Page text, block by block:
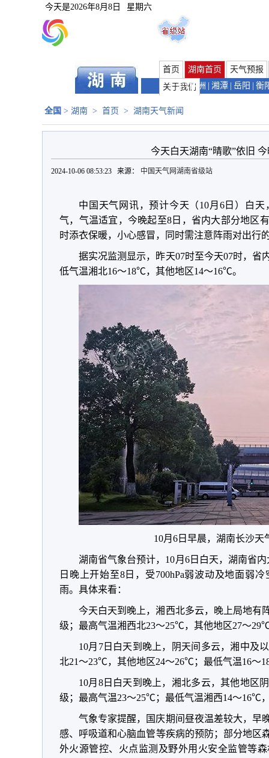
今天是2026年8月8日 星期六
首页 湖南首页
天气预报
关于我们
长沙 | 株洲 湘潭 岳阳 衡
全国 > 湖南 > 首页 > 湖南天气新闻
今天白天湖南“晴歌”依旧
2024-10-06 08:53:23 来源： 中国天气网湖南省级站
中国天气网讯，预计今天（10月6日 ） 白天
气，气温适宜，今晚起至8日 ， 省内大部分地区
时添衣保暖，小心感冒，同时需注意阵雨对出行
据实况监测显示， 昨天07时至今天07时，省
低气温湘北16～18℃， 其他地区14～16℃。
10月6日早晨，湖南长沙天
湖南省气象台预计， 10月6日白天， 湖南省
日晚上开始至8日 ， 受700hPa弱波动及地面弱
雨。 具体来看：
今天白天到晚上 ，湘西北多云，
晚上局地有
级 ； 最高气温湘西北23～25℃， 其他地区27～
10月7日白天到晚上 ， 阴天间多云，湘中及
北21～23℃， 其他地区24～26℃； 最低气温16～
10月8日白天到晚上 ， 湘北多云，其他地区
级 ； 最高气温23～25℃； 最低气温湘西14～16℃
气象专家提醒， 国庆期间昼夜温差较大，早
感、呼吸道和心脑血管等疾病的预防； 部分地区
外火源管控、火点监测及野外用火安全监管等